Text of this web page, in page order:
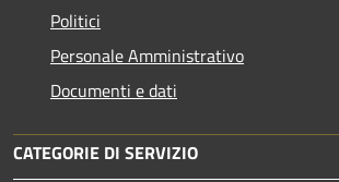
Politici
Personale Amministrativo
Documenti e dati
CATEGORIE DI SERVIZIO